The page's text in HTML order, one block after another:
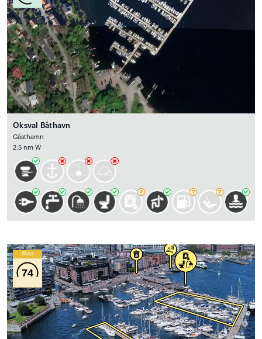
Oksval Båthavn
Gästhamn
2.5 nm W
Wind
74